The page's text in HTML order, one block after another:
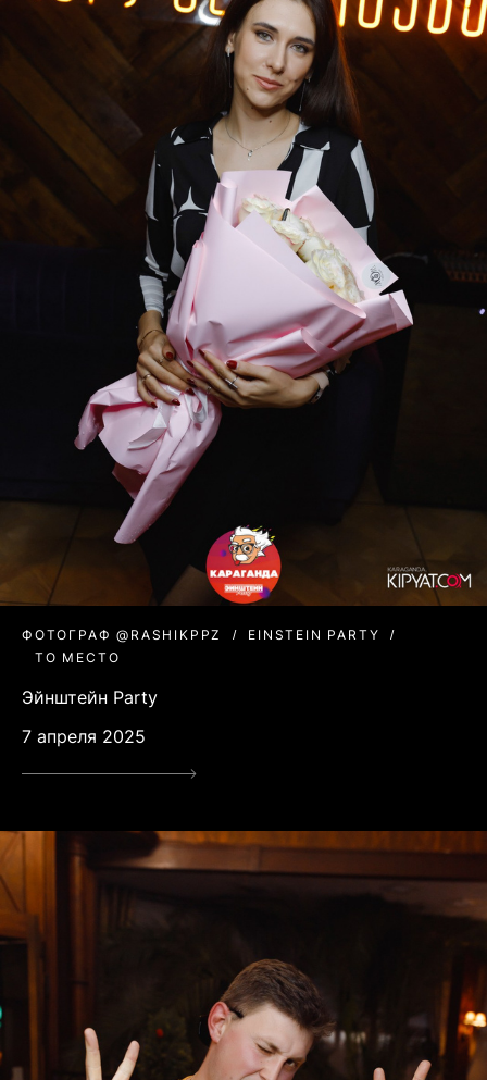
ФОТОГРАФ @RASHIKPPZ
EINSTEIN PARTY
ТО МЕСТО
Эйнштейн Party
7 апреля 2025